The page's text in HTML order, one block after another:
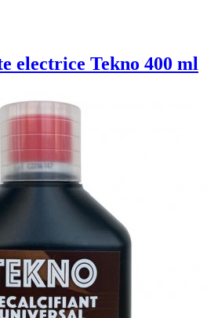
electrice Tekno 400 ml